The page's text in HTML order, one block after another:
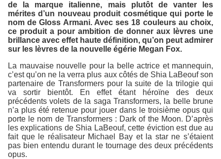
de la marque italienne, mais plutôt de vanter les
mérites d’un nouveau produit cosmétique qui porte le
nom deGloss Armani. Avec ses 18 couleurs au choix,
ce produit a pour ambition de donner aux lèvres une
brillance avec effet haute définition, qu’on peut admirer
sur les lèvres de la nouvelle égérie Megan Fox.
La mauvaise nouvelle pour la belle actrice et mannequin,
c’est qu’on ne la verra plus aux côtés de Shia LaBeouf son
partenaire de Transformerspour la suite de la trilogie qui
va sortir bientôt. En effet étant héroïne des deux
précédents volets de la saga Transformers, la belle brune
n’a plus été retenue pour jouer dans le troisième opus qui
porte le nom de Transformers : Dark of the Moon. D’après
les explications de Shia LaBeouf, cette éviction est due au
fait que le réalisateur Michael Bay et la star ne s’étaient
pas bien entendu durant le tournage des deux précédents
opus.